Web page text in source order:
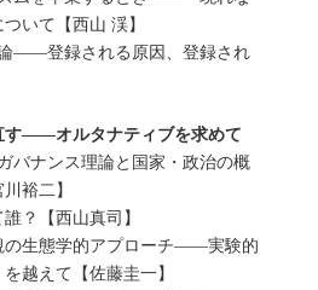
いて【西山 渓】
――登録される原因、登録され
――オルタナティブを求めて
ナンス理論と国家・政治の概
裕二】
？【西山真司】
生態学的アプローチ――実験的
越えて【佐藤圭一】